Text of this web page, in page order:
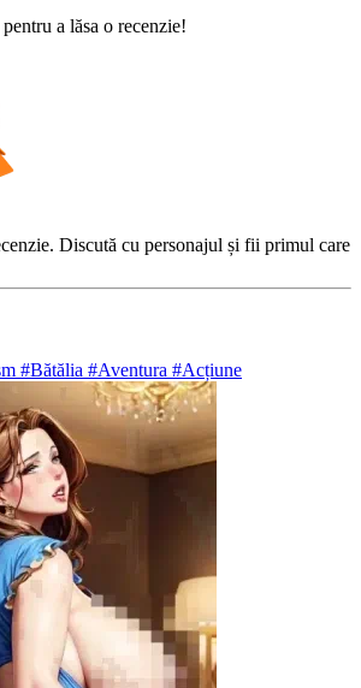
a lăsa o recenzie!
Discută cu personajul și fii primul care
#Bătălia #Aventura #Acțiune